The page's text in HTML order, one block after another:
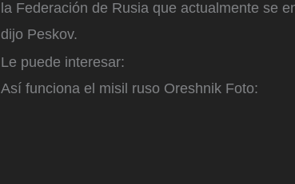
la Federación de Rusia que actualmente se
dijo Peskov.
Le puede interesar:
Así funciona el misil ruso Oreshnik Foto: